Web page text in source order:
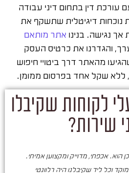
עורכת דין בתחום דיני עבודה
נוכחות דיגיטלית שתשקף את
נגישה. בנינו אתר מותאם
והגדרנו את כרטיס העסק
מהאתר דרך ביטויי חיפוש
ללא שקל אחד בפרסום ממומן.
לקוחות שקיבלו
שירות?
אכפתי, מדוייק ומקצוען אמיתי.
וכל ליד שקיבלנו היה רלוונטי